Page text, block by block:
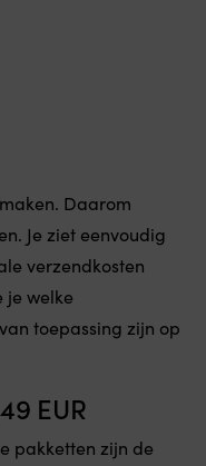
Daarom
Je ziet eenvoudig
verzendkosten
je welke
toepassing zijn op
EUR
pakketten zijn de